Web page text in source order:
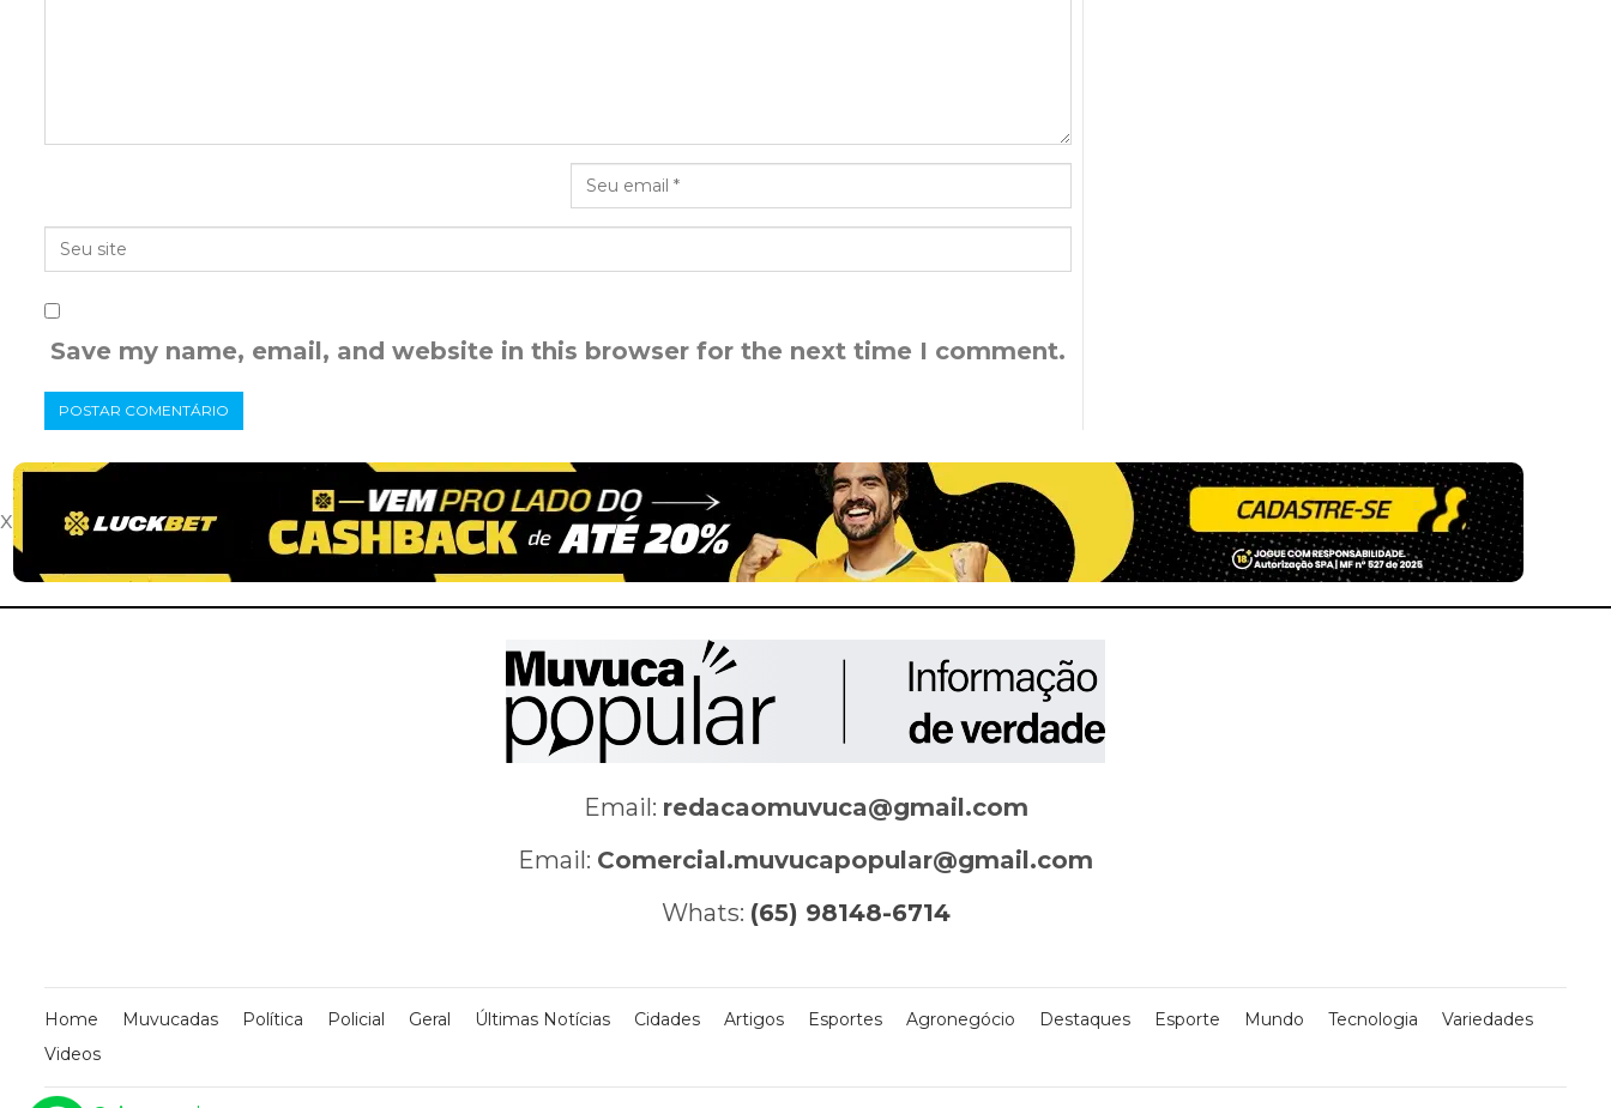
Save my name, email, and website in this browser for the next time I comment.
x
Email: redacaomuvuca@gmail.com
Email: Comercial.muvucapopular@gmail.com
Whats: (65) 98148-6714
Home Muvucadas Política Policial Geral Últimas Notícias Cidades Artigos Esportes Agronegócio Destaques Esporte Mundo Tecnologia
Variedades
Videos